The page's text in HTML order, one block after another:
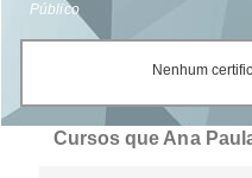
Público
Nenhum
Cursos que Ana